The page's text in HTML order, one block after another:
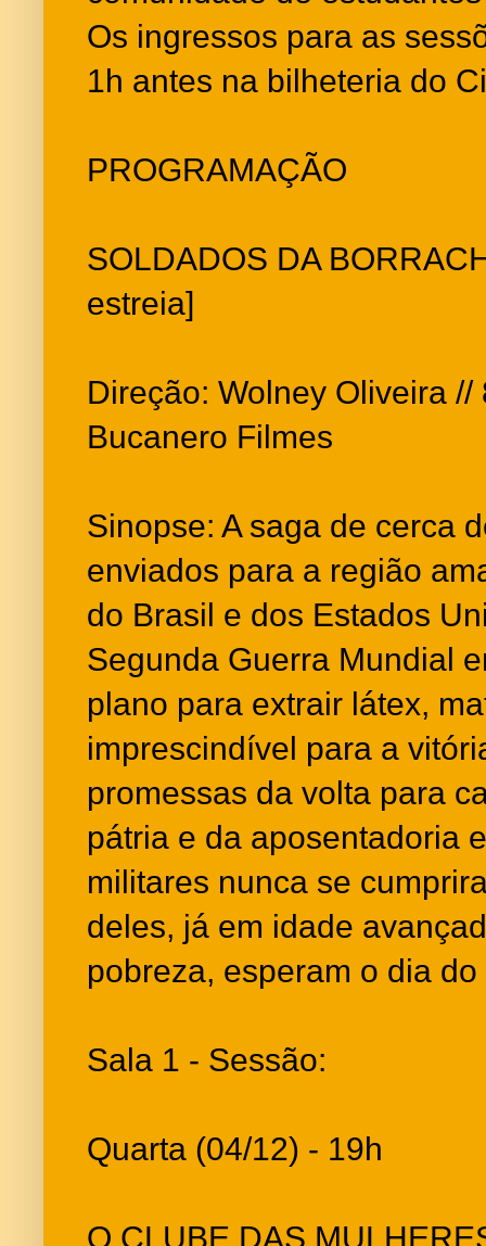
Os ingressos para as
1h antes na bilheteria do
PROGRAMAÇÃO
SOLDADOS DA
estreia]
Direção: Wolney Oliveira
Bucanero Filmes
Sinopse: A saga de cerca
enviados para a região
do Brasil e dos Estados
Segunda Guerra Mundial
plano para extrair látex,
imprescindível para a
promessas da volta para
pátria e da aposentadoria
militares nunca se
deles, já em idade
pobreza, esperam o dia
Sala 1 - Sessão:
Quarta (04/12) - 19h
O CLUBE DAS